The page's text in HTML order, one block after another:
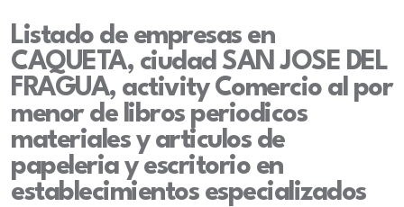
Listado de empresas en
CAQUETA, ciudad SAN JOSE DEL
FRAGUA, activity Comercio al por
menor de libros periodicos
materiales y articulos de
papeleria y escritorio en
establecimientos especializados